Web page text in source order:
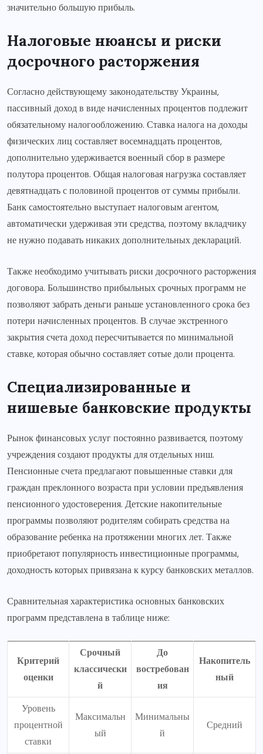
значительно большую прибыль.
Налоговые нюансы и риски
досрочного расторжения
Согласно действующему законодательству Украины,
пассивный доход в виде начисленных процентов подлежит
обязательному налогообложению. Ставка налога на доходы
физических лиц составляет восемнадцать процентов,
дополнительно удерживается военный сбор в размере
полутора процентов. Общая налоговая нагрузка составляет
девятнадцать с половиной процентов от суммы прибыли.
Банк самостоятельно выступает налоговым агентом,
автоматически удерживая эти средства, поэтому вкладчику
не нужно подавать никаких дополнительных деклараций.
Также необходимо учитывать риски досрочного расторжения
договора. Большинство прибыльных срочных программ не
позволяют забрать деньги раньше установленного срока без
потери начисленных процентов. В случае экстренного
закрытия счета доход пересчитывается по минимальной
ставке, которая обычно составляет сотые доли процента.
Специализированные и
нишевые банковские продукты
Рынок финансовых услуг постоянно развивается, поэтому
учреждения создают продукты для отдельных ниш.
Пенсионные счета предлагают повышенные ставки для
граждан преклонного возраста при условии предъявления
пенсионного удостоверения. Детские накопительные
программы позволяют родителям собирать средства на
образование ребенка на протяжении многих лет. Также
приобретают популярность инвестиционные программы,
доходность которых привязана к курсу банковских металлов.
Сравнительная характеристика основных банковских
программ представлена в таблице ниже:
Критерий
оценки
Срочный
классически
й
До
востребован
ия
Накопитель
ный
Уровень
процентной
ставки
Максимальн
ый
Минимальны
й
Средний